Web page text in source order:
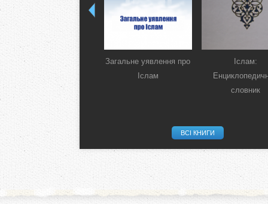
Загальне уявлення про
Іслам
Іслам:
словник
ВСІ КНИГИ